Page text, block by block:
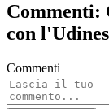
Commenti:
con
Commenti